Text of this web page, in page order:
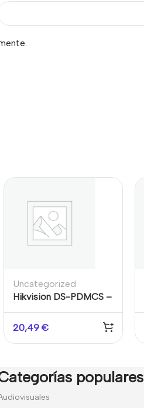
Uncategorized
Hikvision DS-PDMCS –
Slim Superficie 43mm
AX-PRO Negro
20,49 €
populares